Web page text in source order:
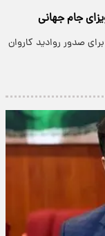
جام جهانی
صدور روادید کاروان